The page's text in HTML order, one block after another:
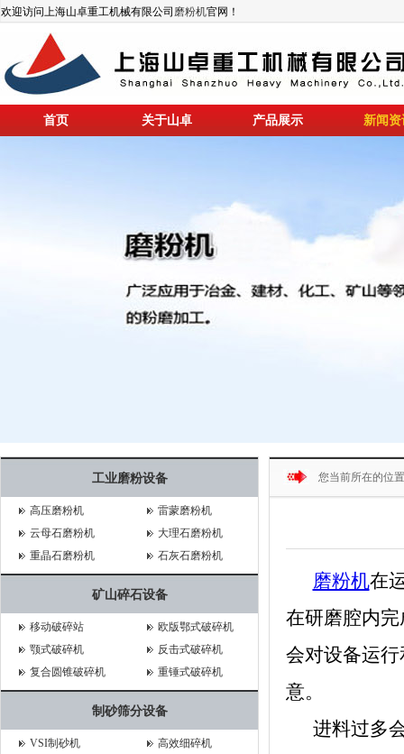
欢迎访问上海山卓重工机械有限公司 磨粉机官网！
首页 关于山卓 产品展示 新闻资
工业磨粉设备
高压磨粉机
雷蒙磨粉机
云母石磨粉机
大理石磨粉机
重晶石磨粉机
石灰石磨粉机
矿山碎石设备
移动破碎站
欧版鄂式破碎机
颚式破碎机
反击式破碎机
复合圆锥破碎机
重锤式破碎机
制砂筛分设备
VSI制砂机
高效细碎机
您当前所在的位
磨粉机在
在研磨腔内
会对设备运
意。
进料过多会